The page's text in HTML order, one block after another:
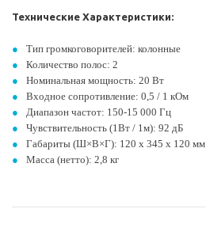
Технические Характеристики:
Тип громкоговорителей: колонные
Количество полос: 2
Номинальная мощность: 20 Вт
Входное сопротивление: 0,5 / 1 кОм
Диапазон частот: 150-15 000 Гц
Чувствительность (1Вт / 1м): 92 дБ
Габариты (Ш×В×Г): 120 x 345 x 120 мм
Масса (нетто): 2,8 кг